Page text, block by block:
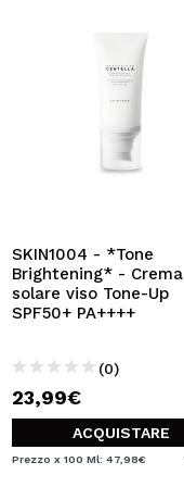
SKIN1004 - *Tone
Brightening* - Crema
solare viso Tone-Up
SPF50+ PA++++
(0)
23,99€
ACQUISTARE
Prezzo x 100 Ml: 47,98€